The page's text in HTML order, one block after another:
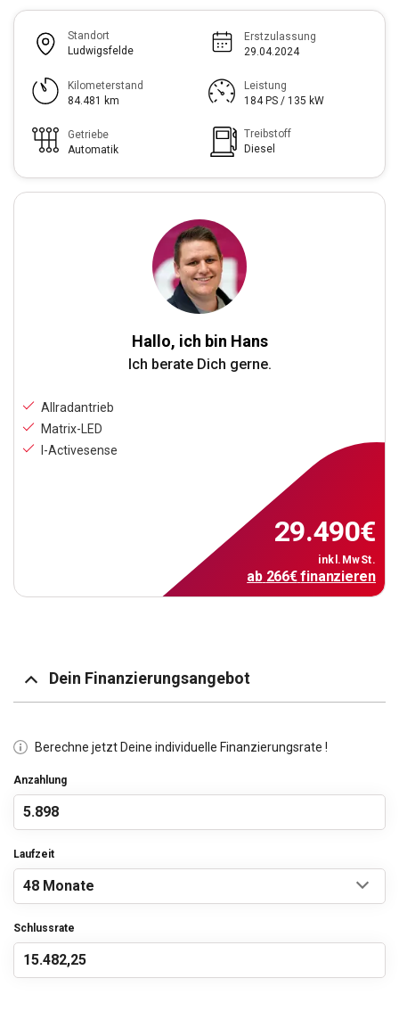
Hallo, ich bin Hans
Ich berate Dich gerne.
Allradantrieb
Matrix-LED
I-Activesense
29.490€
inkl.MwSt.
ab 266€finanzieren
Standort
Ludwigsfelde
Erstzulassung
29.04.2024
Kilometerstand
84.481 km
Leistung
184 PS / 135 kW
Getriebe
Automatik
Treibstoff
Diesel
Dein Finanzierungsangebot
Berechne jetzt Deine individuelle Finanzierungsrate !
Anzahlung
Laufzeit
Schlussrate